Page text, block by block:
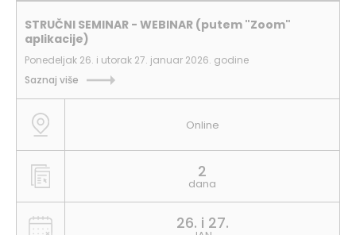
STRUČNI SEMINAR - WEBINAR (putem "Zoom"
aplikacije)
Ponedeljak 26. i utorak 27. januar 2026. godine
Saznaj više
Online
2
dana
26. i 27.